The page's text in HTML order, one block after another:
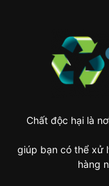
Chất độc hại là
giúp bạn có thể xử
hàng